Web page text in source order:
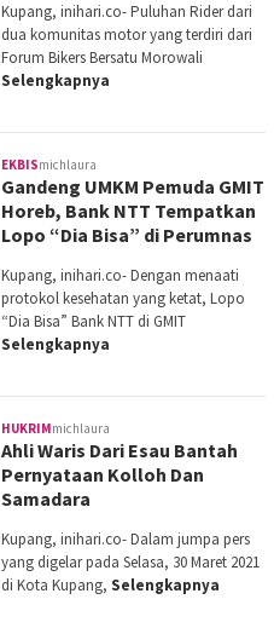
Kupang, inihari.co- Puluhan Rider dari
dua komunitas motor yang terdiri dari
Forum Bikers Bersatu Morowali
Selengkapnya
EKBISmichlaura
Gandeng UMKM Pemuda GMIT
Horeb, Bank NTT Tempatkan
Lopo “Dia Bisa” di Perumnas
Kupang, inihari.co- Dengan menaati
protokol kesehatan yang ketat, Lopo
“Dia Bisa” Bank NTT di GMIT
Selengkapnya
HUKRIMmichlaura
Ahli Waris Dari Esau Bantah
Pernyataan Kolloh Dan
Samadara
Kupang, inihari.co- Dalam jumpa pers
yang digelar pada Selasa, 30 Maret 2021
di Kota Kupang, Selengkapnya